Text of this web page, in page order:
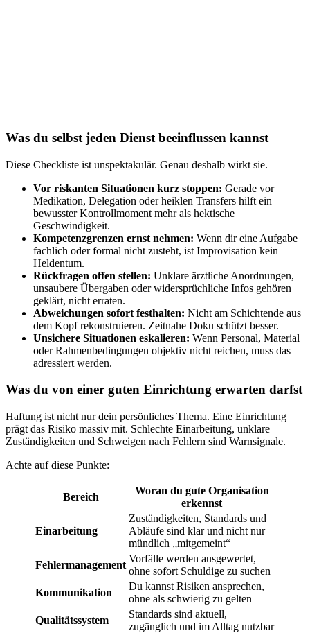
Was du selbst jeden Dienst beeinflussen kannst
Diese Checkliste ist unspektakulär. Genau deshalb wirkt sie.
Vor riskanten Situationen kurz stoppen: Gerade vor
Medikation, Delegation oder heiklen Transfers hilft ein
bewusster Kontrollmoment mehr als hektische
Geschwindigkeit.
Kompetenzgrenzen ernst nehmen: Wenn dir eine Aufgabe
fachlich oder formal nicht zusteht, ist Improvisation kein
Heldentum.
Rückfragen offen stellen: Unklare ärztliche Anordnungen,
unsaubere Übergaben oder widersprüchliche Infos gehören
geklärt, nicht erraten.
Abweichungen sofort festhalten: Nicht am Schichtende aus
dem Kopf rekonstruieren. Zeitnahe Doku schützt besser.
Unsichere Situationen eskalieren: Wenn Personal, Material
oder Rahmenbedingungen objektiv nicht reichen, muss das
adressiert werden.
Was du von einer guten Einrichtung erwarten darfst
Haftung ist nicht nur dein persönliches Thema. Eine Einrichtung
prägt das Risiko massiv mit. Schlechte Einarbeitung, unklare
Zuständigkeiten und Schweigen nach Fehlern sind Warnsignale.
Achte auf diese Punkte:
Bereich
Woran du gute Organisation
erkennst
Einarbeitung
Zuständigkeiten, Standards und
Abläufe sind klar und nicht nur
mündlich „mitgemeint“
Fehlermanagement
Vorfälle werden ausgewertet,
ohne sofort Schuldige zu suchen
Kommunikation
Du kannst Risiken ansprechen,
ohne als schwierig zu gelten
Qualitätssystem
Standards sind aktuell,
zugänglich und im Alltag nutzbar